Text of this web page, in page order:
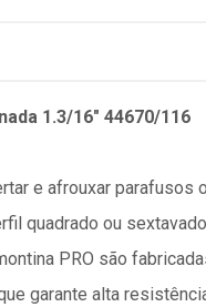
1.3/16" 44670/116
e afrouxar parafusos
quadrado ou
PRO são
garante alta